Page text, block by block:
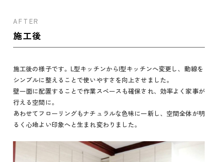
AFTER
施工後
施工後の様子です。L型キッチンからI型キッチンへ変更し、動線を
シンプルに整えることで使いやすさを向上させました。
壁一面に配置することで作業スペースも確保され、効率よく家事が
行える空間に。
あわせてフローリングもナチュラルな色味に一新し、空間全体が明
るく心地よい印象へと生まれ変わりました。